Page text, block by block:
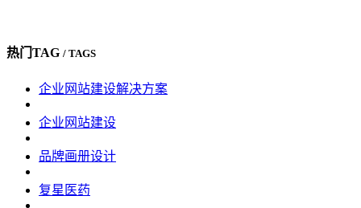
热门TAG / TAGS
企业网站建设解决方案
企业网站建设
品牌画册设计
复星医药